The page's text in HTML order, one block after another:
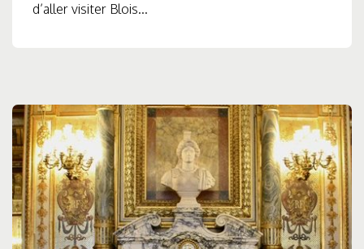
d’aller visiter Blois...